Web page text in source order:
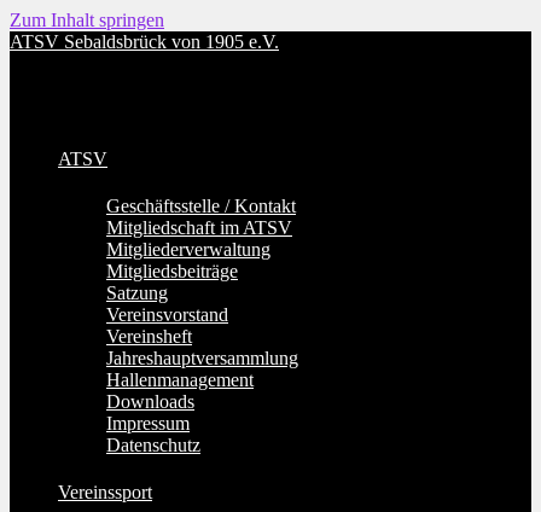
Zum Inhalt springen
ATSV Sebaldsbrück von 1905 e.V.
ATSV
Geschäftsstelle / Kontakt
Mitgliedschaft im ATSV
Mitgliederverwaltung
Mitgliedsbeiträge
Satzung
Vereinsvorstand
Vereinsheft
Jahreshauptversammlung
Hallenmanagement
Downloads
Impressum
Datenschutz
Vereinssport